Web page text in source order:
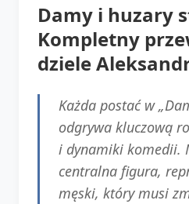
Damy i huzary
Kompletny
dziele
Każda postać w
odgrywa kluczową
i dynamiki komedii.
centralna figura,
męski, który musi